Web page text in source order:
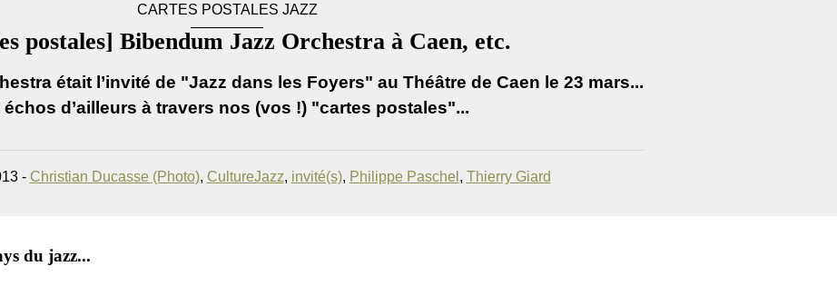
CARTES POSTALES JAZZ
postales] Bibendum Jazz Orchestra à Caen, etc.
était l’invité de "Jazz dans les Foyers" au Théâtre de Caen le 23 mars...
échos d’ailleurs à travers nos (vos !) "cartes postales"...
- Christian Ducasse (Photo), CultureJazz, invité(s), Philippe Paschel, Thierry Giard
du jazz...